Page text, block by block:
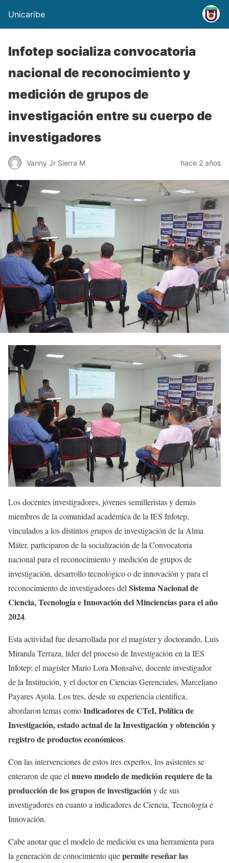
Unicaribe
Infotep socializa convocatoria
nacional de reconocimiento y
medición de grupos de
investigación entre su cuerpo de
investigadores
Vanny Jr Sierra M hace 2 años
Los docentes investigadores, jóvenes semilleristas y demás
miembros de la comunidad académica de la IES Infotep,
vinculados a los distintos grupos de investigación de la Alma
Máter, participaron de la socialización de la Convocatoria
nacional para el reconocimiento y medición de grupos de
investigación, desarrollo tecnológico o de innovación y para el
reconocimiento de investigadores del Sistema Nacional de
Ciencia, Tecnología e Innovación del Minciencias para el año
2024.
Esta actividad fue desarrollada por el magíster y doctorando, Luis
Miranda Terraza, líder del proceso de Investigación en la IES
Infotep; el magíster Mario Lora Monsalve, docente investigador
de la Institución, y el doctor en Ciencias Gerenciales, Marceliano
Payares Ayola. Los tres, desde su experiencia científica,
abordaron temas comoIndicadores de CTeI, Política de
Investigación, estado actual de la Investigación y obtención y
registro de productos económicos.
Con las intervenciones de estos tres expertos, los asistentes se
enteraron de que el nuevo modelo de medición requiere de la
producción de los grupos de investigacióny de sus
investigadores en cuanto a indicadores de Ciencia, Tecnología e
Innovación.
Cabe anotar que el modelo de medición es una herramienta para
la generación de conocimiento quepermite reseñar las